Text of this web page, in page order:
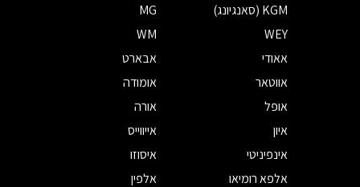
KGM (סאנגיונג)
MG
WEY
WM
אאודי
אבארט
אווטאר
אומודה
אופל
אורה
איון
אייווייס
אינפיניטי
איסוזו
אלפא רומיאו
אלפין